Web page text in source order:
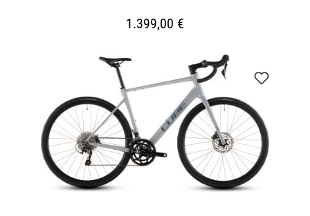
1.399,00 €